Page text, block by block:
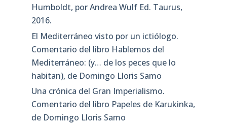
Humboldt, por Andrea Wulf Ed. Taurus,
2016.
El Mediterráneo visto por un ictiólogo.
Comentario del libro Hablemos del
Mediterráneo: (y… de los peces que lo
habitan), de Domingo Lloris Samo
Una crónica del Gran Imperialismo.
Comentario del libro Papeles de Karukinka,
de Domingo Lloris Samo